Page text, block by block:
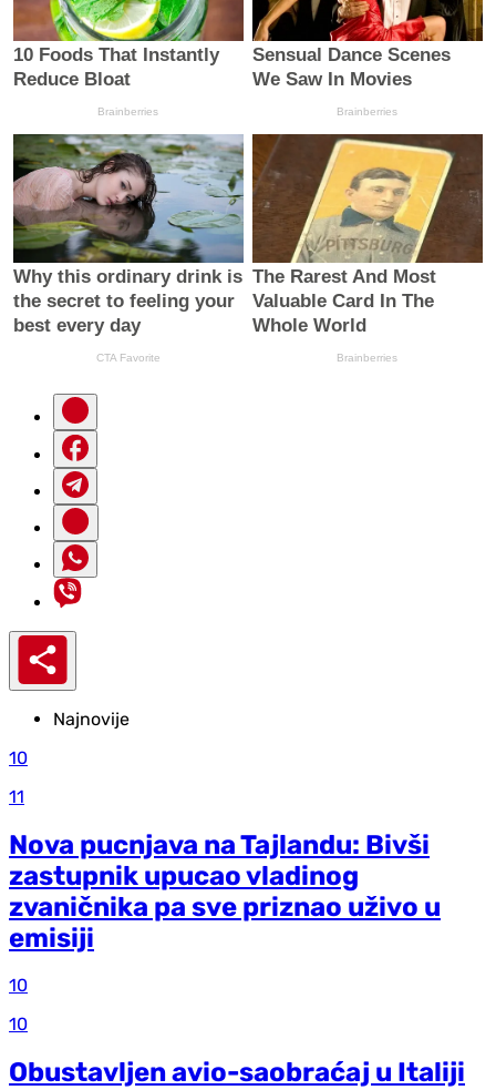
Najnovije
10
11
Nova pucnjava na Tajlandu: Bivši
zastupnik upucao vladinog
zvaničnika pa sve priznao uživo u
emisiji
10
10
Obustavljen avio-saobraćaj u Italiji